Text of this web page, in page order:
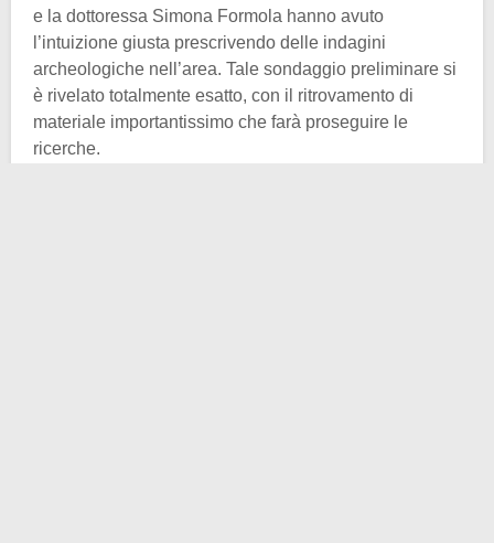
e la dottoressa Simona Formola hanno avuto
l’intuizione giusta prescrivendo delle indagini
archeologiche nell’area. Tale sondaggio preliminare si
è rivelato totalmente esatto, con il ritrovamento di
materiale importantissimo che farà proseguire le
ricerche.